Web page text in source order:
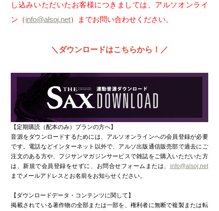
し込みいただいたお客様につきましては、アルソオンライ
ン（info@alsoj.net）までお問い合わせください。
＼ダウンロードはこちらから！／
【定期購読（配本のみ）プランの方へ】
音源をダウンロードするためには、アルソオンラインへの会員登録が必要
です。電話などインターネット以外で、アルソ出版通信販売部で過去にご
注文のある方や、フジサンマガジンサービスで雑誌をご購入いただいた方
は、新規で会員登録をせずに、お問合せフォームまたは、 info@alsoj.net
までメールアドレスとお名前をお知らせください。
【ダウンロードデータ・コンテンツに関して】
掲載されている著作物の全部または一部を、権利者に無断で複製または転